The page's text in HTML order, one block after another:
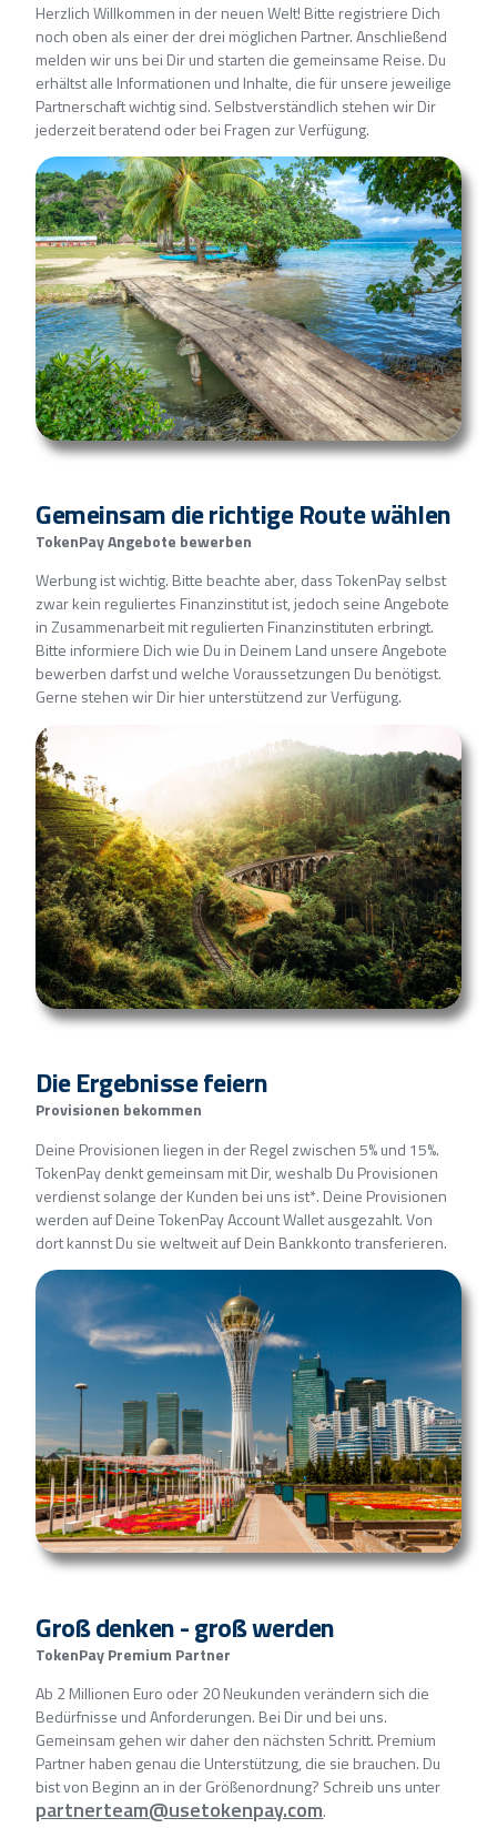
Herzlich Willkommen in der neuen Welt! Bitte registriere Dich
noch oben als einer der drei möglichen Partner. Anschließend
melden wir uns bei Dir und starten die gemeinsame Reise. Du
erhältst alle Informationen und Inhalte, die für unsere jeweilige
Partnerschaft wichtig sind. Selbstverständlich stehen wir Dir
jederzeit beratend oder bei Fragen zur Verfügung.
Gemeinsam die richtige Route wählen
TokenPay Angebote bewerben
Werbung ist wichtig. Bitte beachte aber, dass TokenPay selbst
zwar kein reguliertes Finanzinstitut ist, jedoch seine Angebote
in Zusammenarbeit mit regulierten Finanzinstituten erbringt.
Bitte informiere Dich wie Du in Deinem Land unsere Angebote
bewerben darfst und welche Voraussetzungen Du benötigst.
Gerne stehen wir Dir hier unterstützend zur Verfügung.
Die Ergebnisse feiern
Provisionen bekommen
Deine Provisionen liegen in der Regel zwischen 5% und 15%.
TokenPay denkt gemeinsam mit Dir, weshalb Du Provisionen
verdienst solange der Kunden bei uns ist*. Deine Provisionen
werden auf Deine TokenPay Account Wallet ausgezahlt. Von
dort kannst Du sie weltweit auf Dein Bankkonto transferieren.
Groß denken - groß werden
TokenPay Premium Partner
Ab 2 Millionen Euro oder 20 Neukunden verändern sich die
Bedürfnisse und Anforderungen. Bei Dir und bei uns.
Gemeinsam gehen wir daher den nächsten Schritt. Premium
Partner haben genau die Unterstützung, die sie brauchen. Du
bist von Beginn an in der Größenordnung? Schreib uns unter
partnerteam@usetokenpay.com.